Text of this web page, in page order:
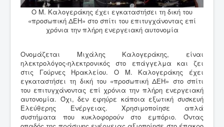
Ο Μ. Καλογεράκης έχει εγκαταστήσει τη δική του
«προσωπική ΔΕΗ» στο σπίτι του επιτυγχάνοντας επί
χρόνια την πλήρη ενεργειακή αυτονομία
Ονομάζεται Μιχάλης Καλογεράκης, είναι
ηλεκτρολόγος-ηλεκτρονικός στο επάγγελμα και ζει
στις Γούρνες Ηρακλείου. Ο Μ. Καλογεράκης έχει
εγκαταστήσει τη δική του «προσωπική ΔΕΗ» στο σπίτι
του επιτυγχάνοντας επί χρόνια την πλήρη ενεργειακή
αυτονομία. Όχι, δεν εφηύρε κάποια εξωτική συσκευή
Ελεύθερης Ενέργειας. Χρησιμοποίησε απλά
συστήματα που κυκλοφορούν στο εμπόριο. Όντας